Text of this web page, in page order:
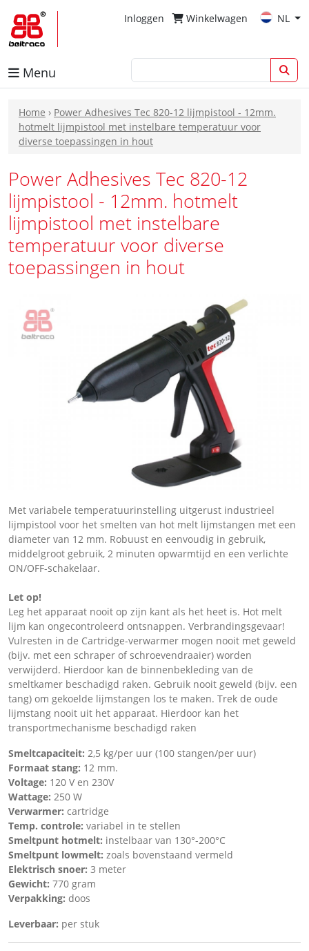
Inloggen Winkelwagen NL
Menu
Home › Power Adhesives Tec 820-12 lijmpistool - 12mm.
hotmelt lijmpistool met instelbare temperatuur voor
diverse toepassingen in hout
Power Adhesives Tec 820-12
lijmpistool - 12mm. hotmelt
lijmpistool met instelbare
temperatuur voor diverse
toepassingen in hout
Met variabele temperatuurinstelling uitgerust industrieel
lijmpistool voor het smelten van hot melt lijmstangen met een
diameter van 12 mm. Robuust en eenvoudig in gebruik,
middelgroot gebruik, 2 minuten opwarmtijd en een verlichte
ON/OFF-schakelaar.
Let op!
Leg het apparaat nooit op zijn kant als het heet is. Hot melt
lijm kan ongecontroleerd ontsnappen. Verbrandingsgevaar!
Vulresten in de Cartridge-verwarmer mogen nooit met geweld
(bijv. met een schraper of schroevendraaier) worden
verwijderd. Hierdoor kan de binnenbekleding van de
smeltkamer beschadigd raken. Gebruik nooit geweld (bijv. een
tang) om gekoelde lijmstangen los te maken. Trek de oude
lijmstang nooit uit het apparaat. Hierdoor kan het
transportmechanisme beschadigd raken
Smeltcapaciteit: 2,5 kg/per uur (100 stangen/per uur)
Formaat stang: 12 mm.
Voltage: 120 V en 230V
Wattage: 250 W
Verwarmer: cartridge
Temp. controle: variabel in te stellen
Smeltpunt hotmelt: instelbaar van 130°-200°C
Smeltpunt lowmelt: zoals bovenstaand vermeld
Elektrisch snoer: 3 meter
Gewicht: 770 gram
Verpakking: doos
Leverbaar: per stuk